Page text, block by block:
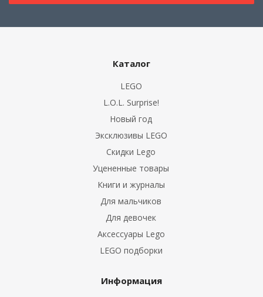
Каталог
LEGO
L.O.L. Surprise!
Новый год
Эксклюзивы LEGO
Скидки Lego
Уцененные товары
Книги и журналы
Для мальчиков
Для девочек
Аксессуары Lego
LEGO подборки
Информация